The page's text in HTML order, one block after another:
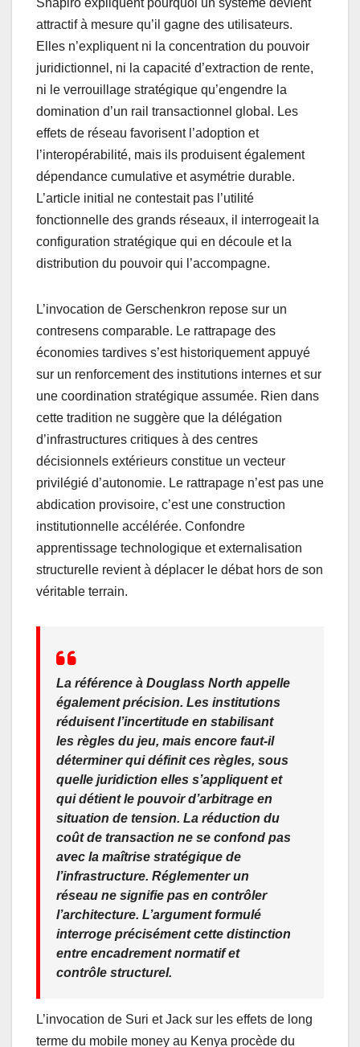
attractif à mesure qu’il gagne des utilisateurs.
Elles n’expliquent ni la concentration du pouvoir
juridictionnel, ni la capacité d’extraction de rente,
ni le verrouillage stratégique qu’engendre la
domination d’un rail transactionnel global. Les
effets de réseau favorisent l’adoption et
l’interopérabilité, mais ils produisent également
dépendance cumulative et asymétrie durable.
L’article initial ne contestait pas l’utilité
fonctionnelle des grands réseaux, il interrogeait la
configuration stratégique qui en découle et la
distribution du pouvoir qui l’accompagne.
L’invocation de Gerschenkron repose sur un
contresens comparable. Le rattrapage des
économies tardives s’est historiquement appuyé
sur un renforcement des institutions internes et sur
une coordination stratégique assumée. Rien dans
cette tradition ne suggère que la délégation
d’infrastructures critiques à des centres
décisionnels extérieurs constitue un vecteur
privilégié d’autonomie. Le rattrapage n’est pas une
abdication provisoire, c’est une construction
institutionnelle accélérée. Confondre
apprentissage technologique et externalisation
structurelle revient à déplacer le débat hors de son
véritable terrain.
La référence à Douglass North appelle
également précision. Les institutions
réduisent l’incertitude en stabilisant
les règles du jeu, mais encore faut-il
déterminer qui définit ces règles, sous
quelle juridiction elles s’appliquent et
qui détient le pouvoir d’arbitrage en
situation de tension. La réduction du
coût de transaction ne se confond pas
avec la maîtrise stratégique de
l’infrastructure. Réglementer un
réseau ne signifie pas en contrôler
l’architecture. L’argument formulé
interroge précisément cette distinction
entre encadrement normatif et
contrôle structurel.
L’invocation de Suri et Jack sur les effets de long
terme du mobile money au Kenya procède du